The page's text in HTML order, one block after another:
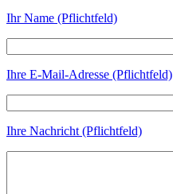
Ihr Name (Pflichtfeld)
Ihre E-Mail-Adresse (Pflichtfeld)
Ihre Nachricht (Pflichtfeld)